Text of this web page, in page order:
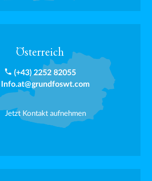
Österreich
phone (+43) 2252 82055
Info.at@grundfoswt.com
Jetzt Kontakt aufnehmen